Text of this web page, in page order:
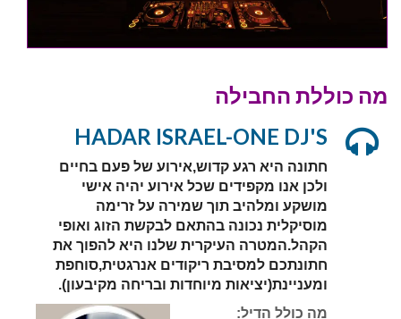
מה כוללת החבילה
HADAR ISRAEL-ONE DJ'S
חתונה היא רגע קדוש,אירוע של פעם בחיים
ולכן אנו מקפידים שכל אירוע יהיה אישי
מושקע ומלהיב תוך שמירה על זרימה
מוסיקלית נכונה בהתאם לבקשת הזוג ואופי
הקהל.המטרה העיקרית שלנו היא להפוך את
חתונתכם למסיבת ריקודים אנרגטית,סוחפת
ומעניינת(יציאות מיוחדות ובריחה מקיבעון).
מה כולל הדיל: